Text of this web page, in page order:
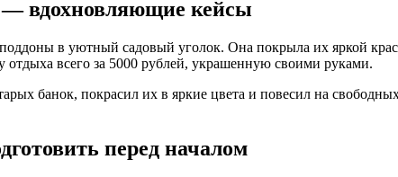
вдохновляющие кейсы
в уютный садовый уголок. Она покрыла их яркой
всего за 5000 рублей, украшенную своими руками.
банок, покрасил их в яркие цвета и повесил на
перед началом